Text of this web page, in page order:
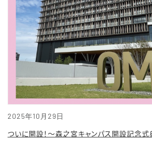
2025年10月29日
ついに開設！～森之宮キャンパス開設記念